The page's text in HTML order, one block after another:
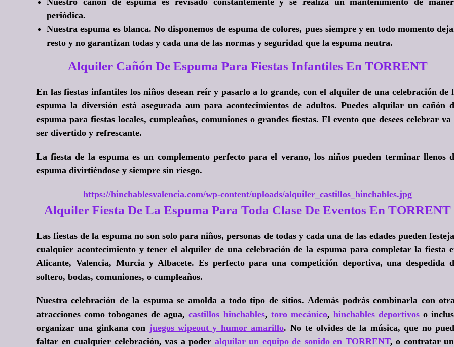
periódica.
Nuestra espuma es blanca. No disponemos de espuma de colores, pues siempre y en todo momento
resto y no garantizan todas y cada una de las normas y seguridad que la espuma neutra.
Alquiler Cañón De Espuma Para Fiestas Infantiles En TORRENT
En las fiestas infantiles los niños desean reír y pasarlo a lo grande, con el alquiler de una celebración de
espuma la diversión está asegurada aun para acontecimientos de adultos. Puedes alquilar un cañón
espuma para fiestas locales, cumpleaños, comuniones o grandes fiestas. El evento que desees celebrar va
ser divertido y refrescante.
La fiesta de la espuma es un complemento perfecto para el verano, los niños pueden terminar llenos
espuma divirtiéndose y siempre sin riesgo.
https://hinchablesvalencia.com/wp-content/uploads/alquiler_castillos_hinchables.jpg
Alquiler Fiesta De La Espuma Para Toda Clase De Eventos En TORRENT
Las fiestas de la espuma no son solo para niños, personas de todas y cada una de las edades pueden
cualquier acontecimiento y tener el alquiler de una celebración de la espuma para completar la fiesta
Alicante, Valencia, Murcia y Albacete. Es perfecto para una competición deportiva, una despedida
soltero, bodas, comuniones, o cumpleaños.
Nuestra celebración de la espuma se amolda a todo tipo de sitios. Además podrás combinarla con
atracciones como toboganes de agua,castillos hinchables, toro mecánico, hinchables deportivoso
organizar una ginkana con juegos wipeout y humor amarillo. No te olvides de la música, que no
faltar en cualquier celebración, vas a poder alquilar un equipo de sonido en TORRENT, o contratar